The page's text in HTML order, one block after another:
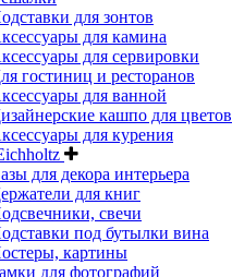
для зонтов
для камина
для сервировки
гостиниц и ресторанов
для ванной
кашпо для цветов
для курения
для декора интерьера
для книг
свечи
под бутылки вина
картины
для фотографий